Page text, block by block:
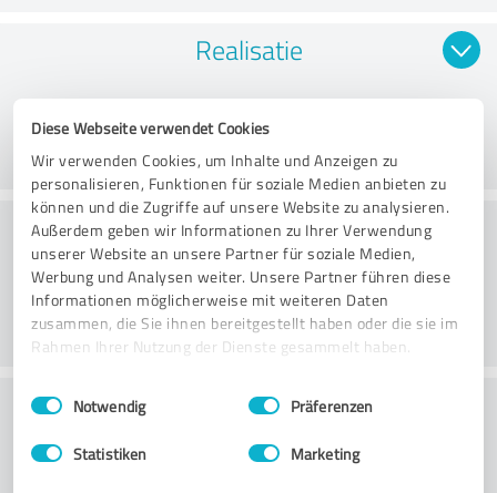
Diese Webseite verwendet Cookies
Wir verwenden Cookies, um Inhalte und Anzeigen zu
personalisieren, Funktionen für soziale Medien anbieten zu
können und die Zugriffe auf unsere Website zu analysieren.
Außerdem geben wir Informationen zu Ihrer Verwendung
unserer Website an unsere Partner für soziale Medien,
Werbung und Analysen weiter. Unsere Partner führen diese
Informationen möglicherweise mit weiteren Daten
zusammen, die Sie ihnen bereitgestellt haben oder die sie im
Rahmen Ihrer Nutzung der Dienste gesammelt haben.
Impressum Datenschutzbestimmungen
Einwilligungsauswahl
Notwendig Präferenzen
Statistiken Marketing
Realisatie
Consulting
Klantenservice